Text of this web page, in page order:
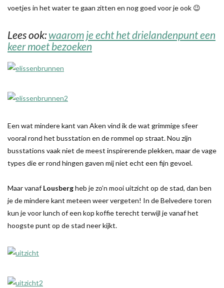
voetjes in het water te gaan zitten en nog goed voor je ook 😉
Lees ook: waarom je echt het drielandenpunt een
keer moet bezoeken
Een wat mindere kant van Aken vind ik de wat grimmige sfeer
vooral rond het busstation en de rommel op straat. Nou zijn
busstations vaak niet de meest inspirerende plekken, maar de vage
types die er rond hingen gaven mij niet echt een fijn gevoel.
Maar vanaf Lousbergheb je zo’n mooi uitzicht op de stad, dan ben
je de mindere kant meteen weer vergeten! In de Belvedere toren
kun je voor lunch of een kop koffie terecht terwijl je vanaf het
hoogste punt op de stad neer kijkt.